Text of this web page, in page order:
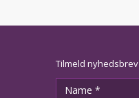
Tilmeld nyhedsbrev